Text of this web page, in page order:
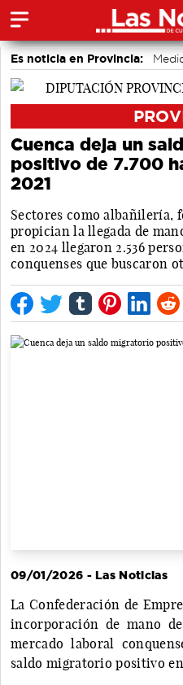
Es noticia en Provincia:
accidentes laborales
Cuenca deja un
positivo de 7.700
2021
Sectores como albañilería,
propician la llegada de
en 2024 llegaron 2.536
conquenses que buscaron
09/01/2026 - Las Noticias
La Confederación de
incorporación de mano
mercado laboral
saldo migratorio positivo